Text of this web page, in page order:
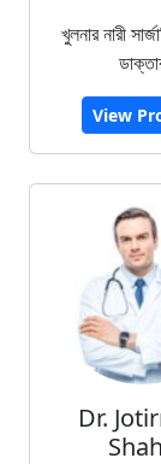
খুলনার নারী
View
Dr.